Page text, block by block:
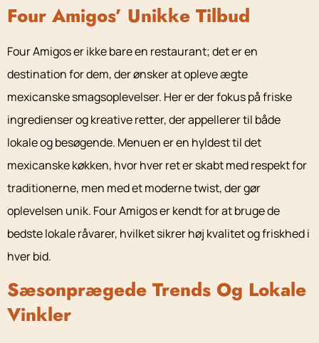
Four Amigos’ Unikke Tilbud
Four Amigos er ikke bare en restaurant; det er en
destination for dem, der ønsker at opleve ægte
mexicanske smagsoplevelser. Her er der fokus på friske
ingredienser og kreative retter, der appellerer til både
lokale og besøgende. Menuen er en hyldest til det
mexicanske køkken, hvor hver ret er skabt med respekt for
traditionerne, men med et moderne twist, der gør
oplevelsen unik. Four Amigos er kendt for at bruge de
bedste lokale råvarer, hvilket sikrer høj kvalitet og friskhed i
hver bid.
Sæsonprægede Trends Og Lokale
Vinkler